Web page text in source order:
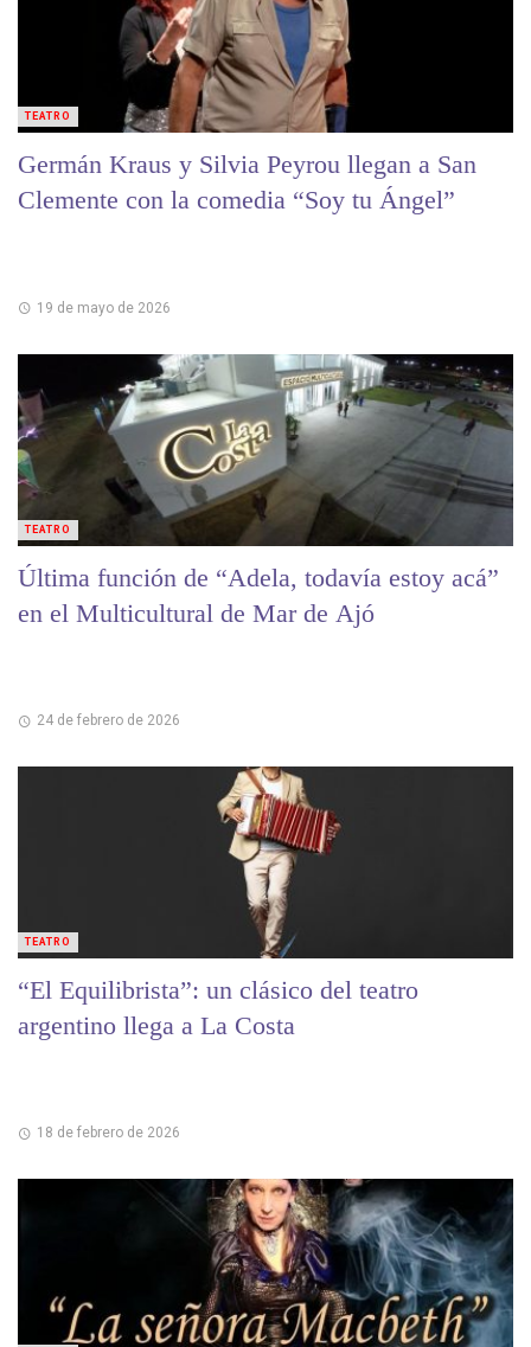
Germán Kraus y Silvia Peyrou llegan a San
Clemente con la comedia “Soy tu Ángel”
19 de mayo de 2026
TEATRO
Última función de “Adela, todavía estoy acá”
en el Multicultural de Mar de Ajó
24 de febrero de 2026
TEATRO
“El Equilibrista”: un clásico del teatro
argentino llega a La Costa
18 de febrero de 2026
TEATRO